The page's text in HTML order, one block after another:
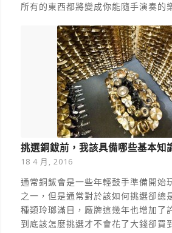
所有的東西都將變成你能隨手演奏的
挑選銅鈸前，我該具備哪些基本知
18 4 月, 2016
通常銅鈸會是一些年輕鼓手準備開始
之一，但是通常對於該如何挑選卻總
種類玲瑯滿目，廠牌這幾年也增加了
到底該怎麼挑選才不會花了大錢卻買